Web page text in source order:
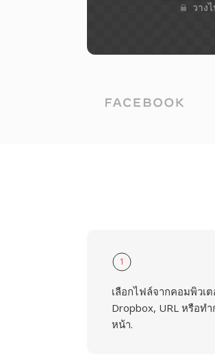
วาง
1
เลือกไฟล์จากคอมพิวเ
Dropbox, URL หรือท
หน้า.